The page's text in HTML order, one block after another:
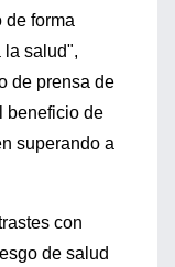
forma
la salud",
de prensa de
beneficio de
superando a
con
de salud